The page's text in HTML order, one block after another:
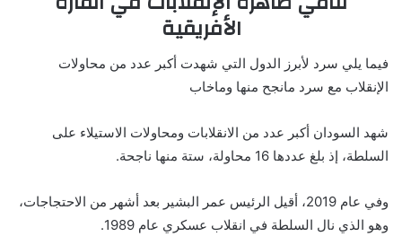
الأفريقية
فيما يلي سرد لأبرز الدول التي شهدت أكبر عدد من محاولات
الإنقلاب مع سرد مانجح منها وماخاب
شهد السودان أكبر عدد من الانقلابات ومحاولات الاستيلاء على
السلطة، إذ بلغ عددها 16 محاولة، ستة منها ناجحة.
وفي عام 2019، أقيل الرئيس عمر البشير بعد أشهر من الاحتجاجات،
وهو الذي نال السلطة في انقلاب عسكري عام 1989.